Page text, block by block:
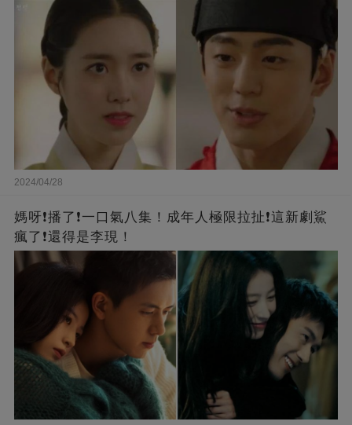
2024/04/28
媽呀❗️播了❗一口氣八集！成年人極限拉扯❗這新劇鯊
瘋了❗還得是李現！